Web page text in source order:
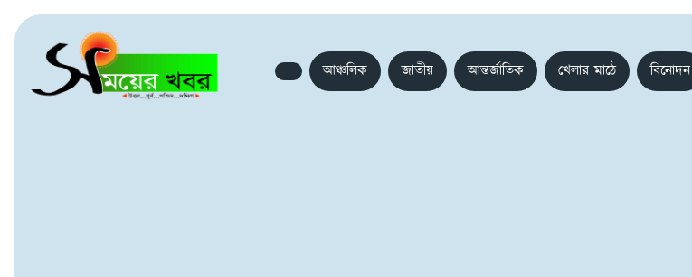
আঞ্চলিক জাতীয় আন্তর্জাতিক খেলার মাঠে বিনোদন